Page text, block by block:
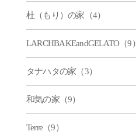
杜（もり）の家（4）
LARCHBAKEandGELATO（9）
タナハタの家（3）
和気の家（9）
Terre（9）